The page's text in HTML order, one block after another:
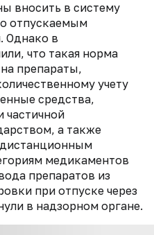
вносить в систему
отпускаемым
Однако в
что такая норма
препараты,
учету
средства,
частичной
а также
медикаментов
препаратов из
при отпуске через
в надзорном органе.